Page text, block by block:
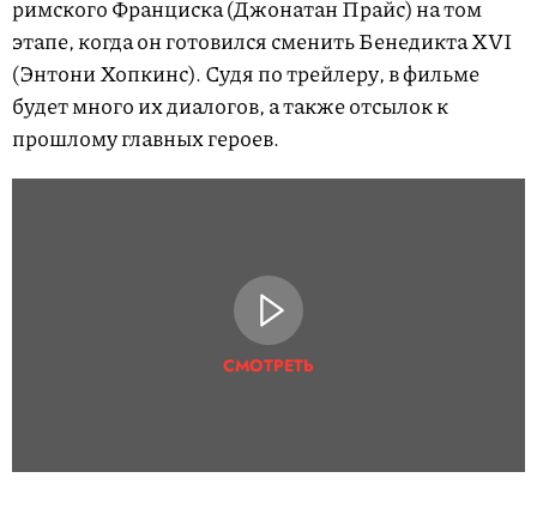
римского Франциска (Джонатан Прайс) на том
этапе, когда он готовился сменить Бенедикта XVI
(Энтони Хопкинс). Судя по трейлеру, в фильме
будет много их диалогов, а также отсылок к
прошлому главных героев.
СМОТРЕТЬ